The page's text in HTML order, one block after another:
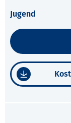
Jugend